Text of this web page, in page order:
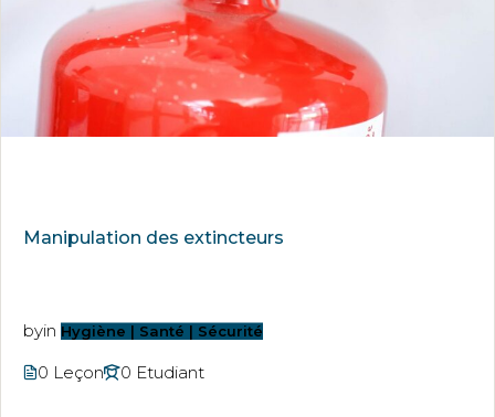
Manipulation des extincteurs
byin Hygiène | Santé | Sécurité
0 Leçon 0 Etudiant